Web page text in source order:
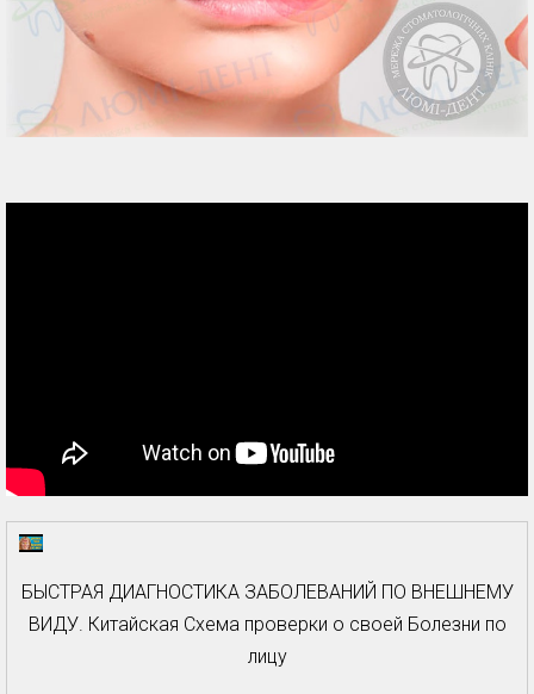
БЫСТРАЯ ДИАГНОСТИКА ЗАБОЛЕВАНИЙ ПО ВНЕШНЕМУ
ВИДУ. Китайская Cхема проверки о своей Болезни по
лицу